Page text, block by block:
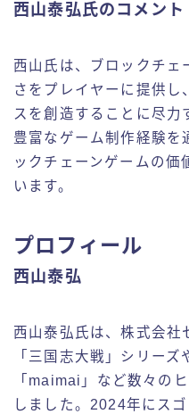
西山泰弘氏のコメント
西山氏は、ブロックチェ
さをプレイヤーに提供
スを創造することに尽力
豊富なゲーム制作経験を
ックチェーンゲームの価
います。
プロフィール
西山泰弘
西山泰弘氏は、株式会社
「三国志大戦」シリー
「maimai」など数々の
しました。2024年にス